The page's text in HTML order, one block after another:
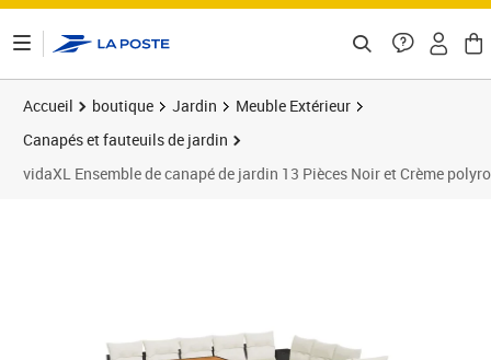
Accueil boutique Jardin
Meuble Extérieur
Canapés et fauteuils de jardin
vidaXL Ensemble de canapé de jardin 13 Pièces Noir et Crème